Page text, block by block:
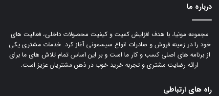
درباره ما
مجموعه مونیا، با هدف افزایش کمیت و کیفیت محصولات داخلی، فعالیت های
خود را در زمینه فروش و صادرات انواع سیسمونی آغاز کرد. خدمات مشتری یکی
از برنامه های اصلی کسب و کار ما است و بر این اساس تمام تلاش های ما برای
ارائه رضایت مشتری و تجربه خرید خوب در ذهن مشتریان عزیز است.
راه های ارتباطی